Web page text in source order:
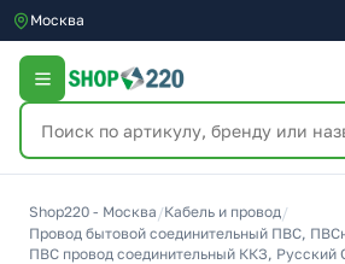
Москва
Shop220 - Москва /Кабель и провод/
Провод бытовой соединительный ПВС,
ПВС провод соединительный ККЗ, Русский